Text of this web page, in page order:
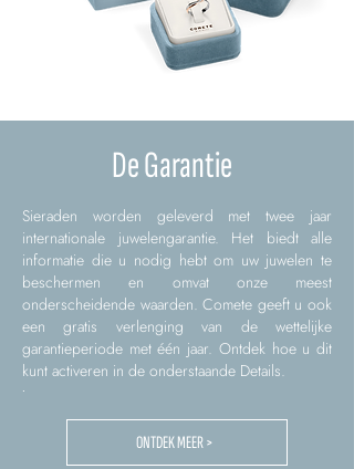
De Garantie
Sieraden worden geleverd met twee jaar
internationale juwelengarantie. Het biedt alle
informatie die u nodig hebt om uw juwelen te
beschermen en omvat onze meest
onderscheidende waarden. Comete geeft u ook
een gratis verlenging van de wettelijke
garantieperiode met één jaar. Ontdek hoe u dit
kunt activeren in de onderstaande Details.
ONTDEK MEER >